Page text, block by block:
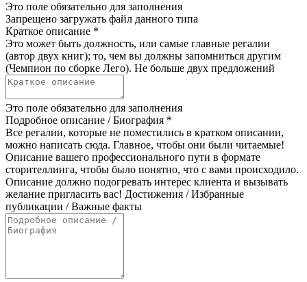
Это поле обязательно для заполнения
Запрещено загружать файл данного типа
Краткое описание *
Это может быть должность, или самые главные регалии
(автор двух книг); то, чем вы должны запомниться другим
(Чемпион по сборке Лего). Не больше двух предложений
Это поле обязательно для заполнения
Подробное описание / Биография *
Все регалии, которые не поместились в кратком описании,
можно написать сюда. Главное, чтобы они были читаемые!
Описание вашего профессионального пути в формате
сторителлинга, чтобы было понятно, что с вами происходило.
Описание должно подогревать интерес клиента и вызывать
желание пригласить вас! Достижения / Избранные
публикации / Важные факты